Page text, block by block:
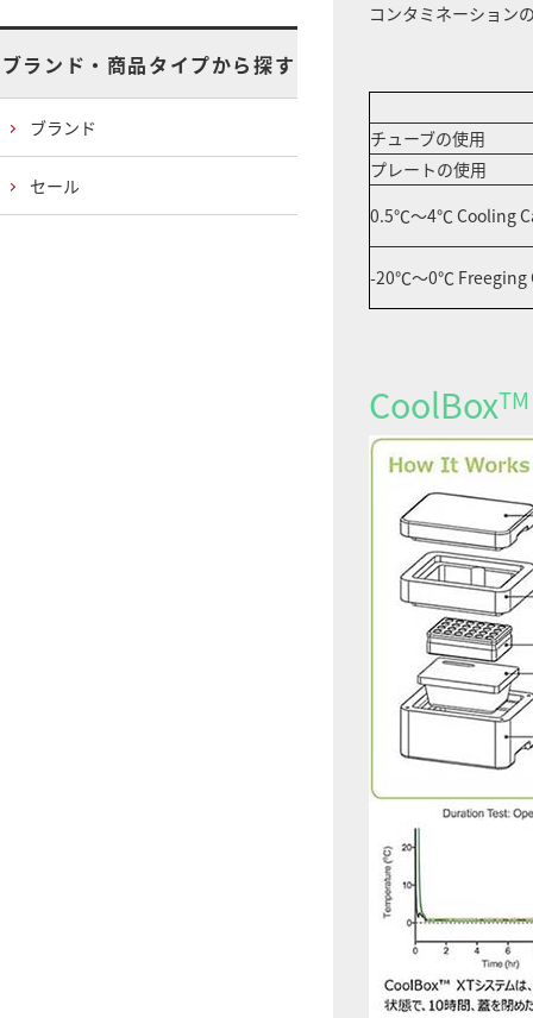
コンタミネーション
チューブの使用
プレートの使用
0.5℃～4℃ Cooling
-20℃～0℃ Freeging
CoolBoxTM
ブランド・商品タイプから探す
ブランド
セール